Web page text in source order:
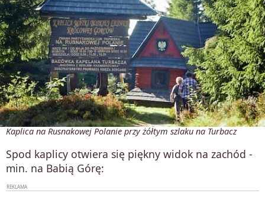
Kaplica na Rusnakowej Polanie przy żółtym szlaku na Turbacz
Spod kaplicy otwiera się piękny widok na zachód -
min. na Babią Górę: